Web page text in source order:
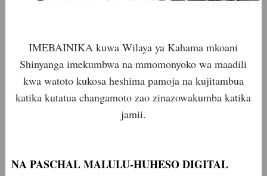
IMEBAINIKA kuwa Wilaya ya Kahama mkoani
Shinyanga imekumbwa na mmomonyoko wa maadili
kwa watoto kukosa heshima pamoja na kujitambua
katika kutatua changamoto zao zinazowakumba katika
jamii.
NA PASCHAL MALULU-HUHESO DIGITAL